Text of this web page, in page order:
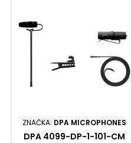
ZNAČKA: DPA MICROPHONES
DPA 4099-DP-1-101-CM